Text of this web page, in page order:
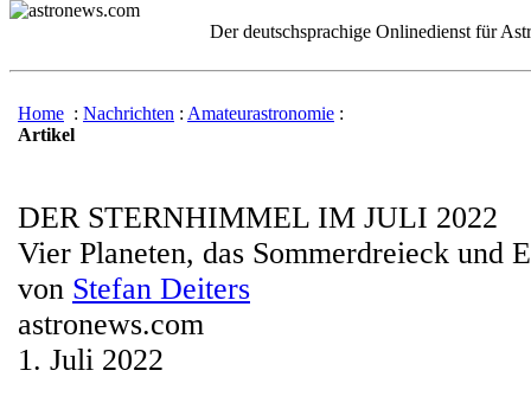
Der deutschsprachige Onlinedienst für
Home : Nachrichten : Amateurastronomie :
Artikel
DER STERNHIMMEL IM JULI 2022
Vier Planeten, das Sommerdreieck und
von Stefan Deiters
astronews.com
1. Juli 2022